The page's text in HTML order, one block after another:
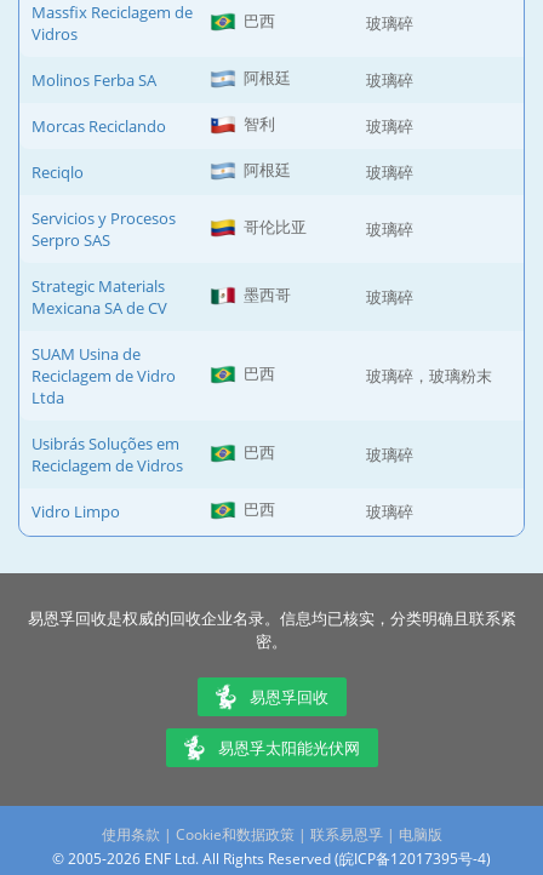
Massfix Reciclagem de
Vidros
巴西 玻璃碎
Molinos Ferba SA 阿根廷 玻璃碎
Morcas Reciclando 智利 玻璃碎
Reciqlo 阿根廷 玻璃碎
Servicios y Procesos
Serpro SAS
哥伦比亚 玻璃碎
Strategic Materials
Mexicana SA de CV
墨西哥 玻璃碎
SUAM Usina de
Reciclagem de Vidro
Ltda
巴西 玻璃碎，玻璃粉末
Usibrás Soluções em
Reciclagem de Vidros
巴西 玻璃碎
Vidro Limpo 巴西 玻璃碎
易恩孚回收是权威的回收企业名录。信息均已核实，分类明确且联系紧
密。
易恩孚回收
易恩孚太阳能光伏网
使用条款 | Cookie和数据政策| 联系易恩孚 | 电脑版
© 2005-2026 ENF Ltd. All Rights Reserved (皖ICP备12017395号-4)